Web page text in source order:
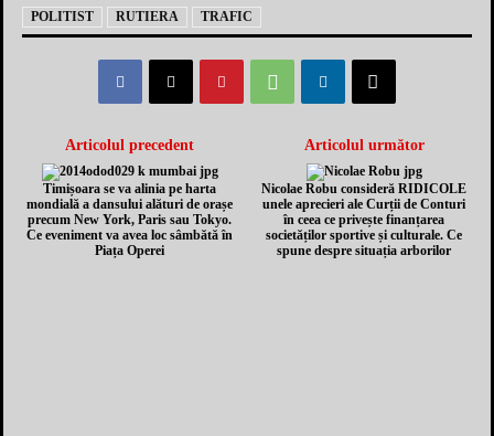
POLITIST
RUTIERA TRAFIC
Articolul precedent
Timișoara se va alinia pe harta
mondială a dansului alături de orașe
precum New York, Paris sau Tokyo.
Ce eveniment va avea loc sâmbătă în
Piața Operei
Articolul următor
Nicolae Robu consideră RIDICOLE
unele aprecieri ale Curții de Conturi
în ceea ce privește finanțarea
societăților sportive și culturale. Ce
spune despre situația arborilor